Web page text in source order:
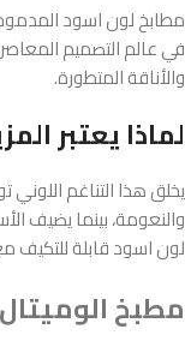
مطابخ لون اسود
في عالم التصميم
والأناقة المتطورة.
لماذا يعتبر
يخلق هذا التناغم اللوني
والنعومة، بينما يضيف
لون اسود قابلة للتكيف
مطبخ